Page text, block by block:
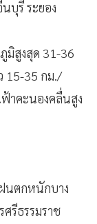
บุรี ระยอง
มิสูงสุด 31-36
15-35 กม./
าคะนองคลื่นสูง
นตกหนักบาง
รีธรรมราช